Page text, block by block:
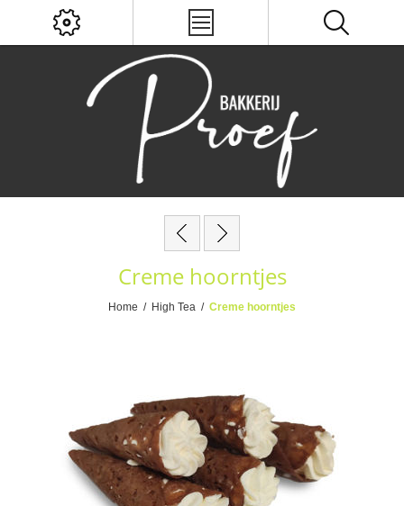
Creme hoorntjes
Home / High Tea / Creme hoorntjes